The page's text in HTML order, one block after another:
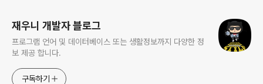
재우니 개발자 블로그
프로그램 언어 및 데이터베이스 또는 생활정보까지 다양한 정
보 제공 합니다.
구독하기